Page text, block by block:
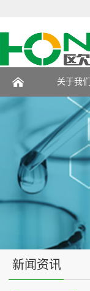
关于我们
新闻资讯